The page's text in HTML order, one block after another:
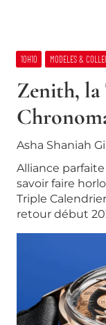
10H10 MODELES &
Zenith,
Asha Shaniah
Alliance
savoir faire
Triple
retour début